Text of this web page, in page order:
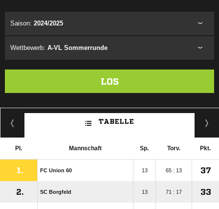
Saison: 2024/2025
Wettbewerb: A-VL Sommerrunde
LOS
TABELLE
Pl. Mannschaft Sp. Torv. Pkt.
1. FC Union 60 13 65 : 13 37
2. SC Borgfeld 13 71 : 17 33